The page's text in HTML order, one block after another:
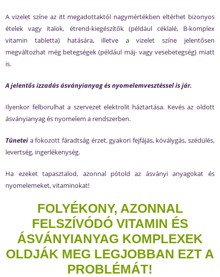
A vizelet színe az itt megadottaktól nagymértékben eltérhet bizonyos
ételek vagy italok, étrend-kiegészítők (például céklalé, B-komplex
vitamin tabletta) hatására, illetve a vizelet színe jelentősen
megváltozhat még betegségek (például máj- vagy vesebetegség) miatt
is.
A jelentős izzadás ásványianyag és nyomelemvesztéssel is jár.
Ilyenkor felborulhat a szervezet elektrolit háztartása. Kevés az oldott
ásványianyag és nyomelem a rendszerben.
Tünetei a fokozott fáradtság érzet, gyakori fejfájás, kóválygás, szédülés,
levertség, ingerlékenység.
Ha ezeket tapasztalod, azonnal pótold az ásványi anyagokat és
nyomelemeket, vitaminokat!
FOLYÉKONY, AZONNAL
FELSZÍVÓDÓ VITAMIN ÉS
ÁSVÁNYIANYAG KOMPLEXEK
OLDJÁK MEG LEGJOBBAN EZT A
PROBLÉMÁT!